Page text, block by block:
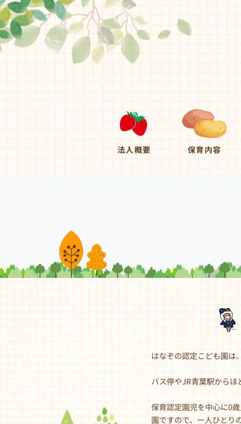
法人概要 保育内容
はなぞの認定こども園は
バス停やJR青葉駅からほ
保育認定園児を中心に0
園ですので、一人ひとり